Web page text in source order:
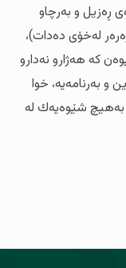
ڕه‌زیل و به‌رچاو
له‌خۆی ده‌دات)،
که‌ هه‌ژارو نه‌دارو
به‌رنامه‌یه‌، خوا
به‌هیچ شێوه‌یه‌ك له‌